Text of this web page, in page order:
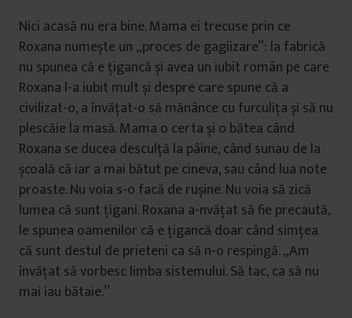
Nici acasă nu era bine. Mama ei trecuse prin ce
Roxana numește un „proces de gagiizare”: la fabrică
nu spunea că e țigancă și avea un iubit român pe care
Roxana l-a iubit mult și despre care spune că a
civilizat-o, a învățat-o să mănânce cu furculița și să nu
plescăie la masă. Mama o certa și o bătea când
Roxana se ducea desculță la pâine, când sunau de la
școală că iar a mai bătut pe cineva, sau când lua note
proaste. Nu voia s-o facă de rușine. Nu voia să zică
lumea că sunt țigani. Roxana a-nvățat să fie precaută,
le spunea oamenilor că e țigancă doar când simțea
că sunt destul de prieteni ca să n-o respingă. „Am
învățat să vorbesc limba sistemului. Să tac, ca să nu
mai iau bătaie.”